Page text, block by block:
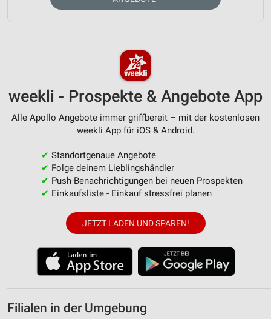
weekli - Prospekte & Angebote App
Alle Apollo Angebote immer griffbereit – mit der kostenlosen
weekli App für iOS & Android.
✔ Standortgenaue Angebote
✔ Folge deinem Lieblingshändler
✔ Push-Benachrichtigungen bei neuen Prospekten
✔ Einkaufsliste - Einkauf stressfrei planen
JETZT LADEN UND SPAREN!
Filialen in der Umgebung